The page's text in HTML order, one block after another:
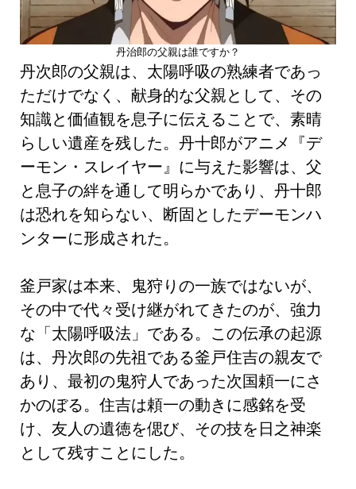
丹治郎の父親は誰ですか？
丹次郎の父親は、太陽呼吸の熟練者であっ
ただけでなく、献身的な父親として、その
知識と価値観を息子に伝えることで、素晴
らしい遺産を残した。丹十郎がアニメ『デ
ーモン・スレイヤー』に与えた影響は、父
と息子の絆を通して明らかであり、丹十郎
は恐れを知らない、断固としたデーモンハ
ンターに形成された。
釜戸家は本来、鬼狩りの一族ではないが、
その中で代々受け継がれてきたのが、強力
な「太陽呼吸法」である。この伝承の起源
は、丹次郎の先祖である釜戸住吉の親友で
あり、最初の鬼狩人であった次国頼一にさ
かのぼる。住吉は頼一の動きに感銘を受
け、友人の遺徳を偲び、その技を日之神楽
として残すことにした。